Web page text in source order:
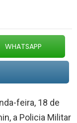
WHATSAPP
feira, 18 de
a Policia Militar